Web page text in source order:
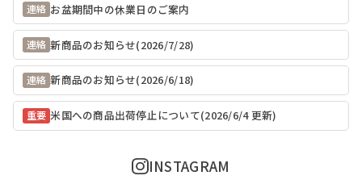
連絡 お盆期間中の休業日のご案内
連絡 新商品のお知らせ(2026/7/28)
連絡 新商品のお知らせ(2026/6/18)
重要 米国への商品出荷停止について(2026/6/4 更新)
INSTAGRAM